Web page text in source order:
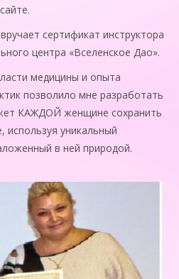
сертификат инструктора
центра «Вселенское Дао».
медицины и опыта
позволило мне разработать
КАЖДОЙ женщине сохранить
используя уникальный
в ней природой.